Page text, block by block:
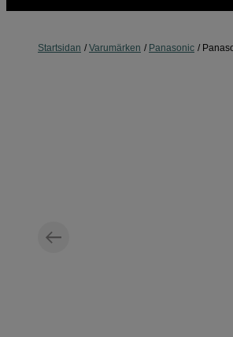
Startsidan Varumärken Panasonic